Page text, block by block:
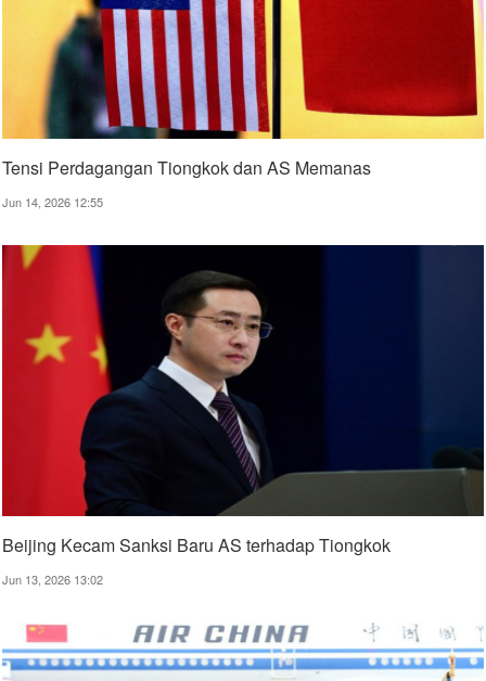
Tensi Perdagangan Tiongkok dan AS Memanas
Jun 14, 2026 12:55
Beijing Kecam Sanksi Baru AS terhadap Tiongkok
Jun 13, 2026 13:02